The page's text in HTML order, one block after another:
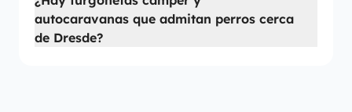
autocaravanas que admitan perros cerca
de Dresde?